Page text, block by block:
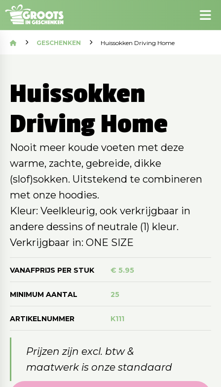
GESCHENKEN Huissokken Driving Home
Huissokken
Driving Home
Nooit meer koude voeten met deze
warme, zachte, gebreide, dikke
(slof)sokken. Uitstekend te combineren
met onze hoodies.
Kleur: Veelkleurig, ook verkrijgbaar in
andere dessins of neutrale (1) kleur.
Verkrijgbaar in: ONE SIZE
VANAFPRIJS PER STUK € 5.95
MINIMUM AANTAL 25
ARTIKELNUMMER K111
Prijzen zijn excl. btw &
maatwerk is onze standaard